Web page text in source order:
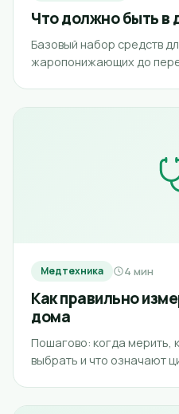
Что должно быть в
Базовый набор средств
жаропонижающих до
Медтехника 4 мин
Как правильно
дома
Пошагово: когда мерить,
выбрать и что означают